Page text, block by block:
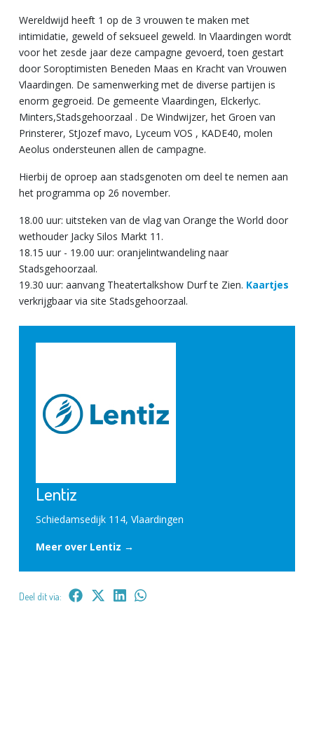
Wereldwijd heeft 1 op de 3 vrouwen te maken met
intimidatie, geweld of seksueel geweld. In Vlaardingen wordt
voor het zesde jaar deze campagne gevoerd, toen gestart
door Soroptimisten Beneden Maas en Kracht van Vrouwen
Vlaardingen. De samenwerking met de diverse partijen is
enorm gegroeid. De gemeente Vlaardingen, Elckerlyc.
Minters,Stadsgehoorzaal . De Windwijzer, het Groen van
Prinsterer, StJozef mavo, Lyceum VOS , KADE40, molen
Aeolus ondersteunen allen de campagne.
Hierbij de oproep aan stadsgenoten om deel te nemen aan
het programma op 26 november.
18.00 uur: uitsteken van de vlag van Orange the World door
wethouder Jacky Silos Markt 11.
18.15 uur - 19.00 uur: oranjelintwandeling naar
Stadsgehoorzaal.
19.30 uur: aanvang Theatertalkshow Durf te Zien. Kaartjes
verkrijgbaar via site Stadsgehoorzaal.
Lentiz
Schiedamsedijk 114, Vlaardingen
Meer over Lentiz →
Deel dit via: